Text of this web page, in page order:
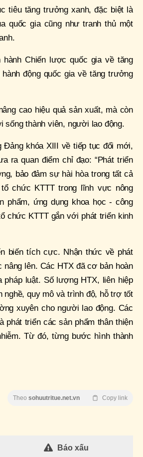
tiêu tăng trưởng xanh, đặc biệt là
quốc gia cũng như tranh thủ một
Chiến lược quốc gia về tăng
động quốc gia về tăng trưởng
cao hiệu quả sản xuất, mà còn
sống thành viên, người lao động.
Đảng khóa XIII về tiếp tục đổi mới,
ra quan điểm chỉ đạo: “Phát triển
bảo đảm sự hài hòa trong tất cả
chức KTTT trong lĩnh vực nông
phẩm, ứng dụng khoa học - công
chức KTTT gắn với phát triển kinh
biến tích cực. Nhận thức về phát
lên. Các HTX đã cơ bản hoàn
luật. Số lượng HTX, liên hiệp
nghề, quy mô và trình độ, hỗ trợ tốt
xuyên cho người lao động. Các
phát triển các sản phẩm thân thiện
Từ đó, từng bước hình thành
Theo sohuutritue.net.vn Copy link
Báo xấu